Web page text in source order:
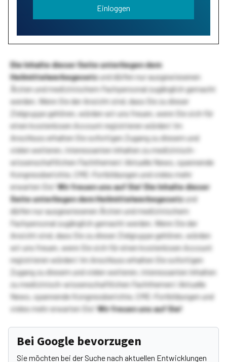
Einloggen
Die Inhalte dieser Seite unterliegen dem
Heilmittelwerbegesetzund dürfen nur ausgewiesenen
Ärzten und medizinischem Fachpersonal zugänglich gemacht
werden. Wenn Sie der Ansicht sind, dass Sie zu dieser
Zielgruppe gehören, würden wir uns freuen, wenn Sie sich für
einen kostenlosen Account registrieren würden! Im
Anschluss erhalten Sie sofortigen Zugang zu diesem und
vielen weiteren, interessanten Inhalten zu medizinisch-
wissenschaftlichen Fachthemen! Aktuelle News, spannende
Kongressberichte, CME-Fortbildungen und vieles mehr
erwarten Sie!Wir freuen uns auf Sie!Die Inhalte dieser
Seite unterliegen dem Heilmittelwerbegesetzund
dürfen nur ausgewiesenen Ärzten und medizinischem
Fachpersonal zugänglich gemacht werden. Wenn Sie der
Ansicht sind, dass Sie zu dieser Zielgruppe gehören, würden
wir uns freuen, wenn Sie sich für einen kostenlosen Account
registrieren würden! Im Anschluss erhalten Sie sofortigen
Zugang zu diesem und vielen weiteren, interessanten Inhalten
zu medizinisch-wissenschaftlichen Fachthemen! Aktuelle
News, spannende Kongressberichte, CME-Fortbildungen und
vieles mehr erwarten Sie!Wir freuen uns auf Sie!
Bei Google bevorzugen
Sie möchten bei der Suche nach aktuellen Entwicklungen